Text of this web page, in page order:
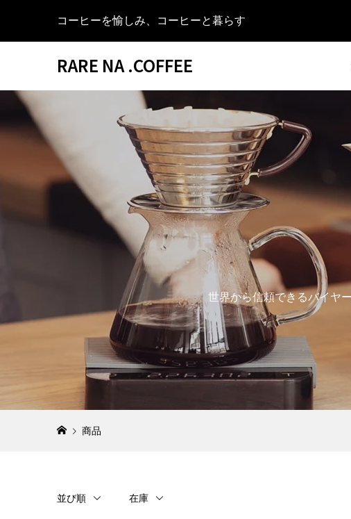
コーヒーを愉しみ、コーヒーと暮らす
RARE NA .COFFEE
世界から信頼できるバイヤ
商品
並び順 在庫